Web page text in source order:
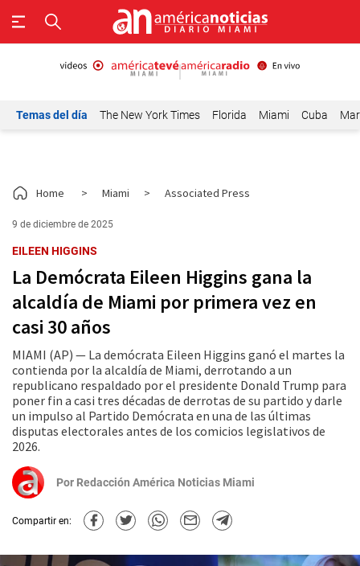
Temas del día The New York Times Florida Miami Cuba
Home > Miami > Associated Press
9 de diciembre de 2025
EILEEN HIGGINS
La Demócrata Eileen Higgins gana la
alcaldía de Miami por primera vez en
casi 30 años
MIAMI (AP) — La demócrata Eileen Higgins ganó el martes la
contienda por la alcaldía de Miami, derrotando a un
republicano respaldado por el presidente Donald Trump para
poner fin a casi tres décadas de derrotas de su partido y darle
un impulso al Partido Demócrata en una de las últimas
disputas electorales antes de los comicios legislativos de
2026.
Por Redacción América Noticias Miami
Compartir en: